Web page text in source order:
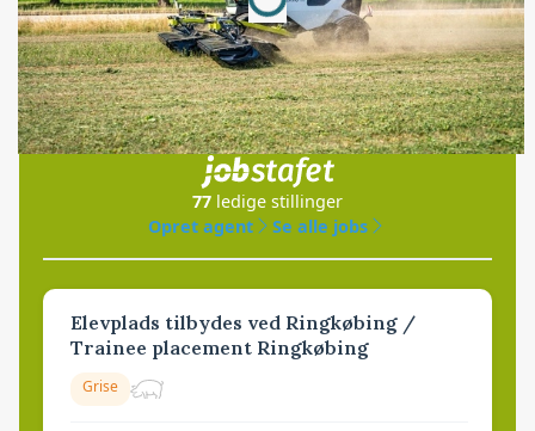
Jobs
i samarbejde med
77 ledige stillinger
Opret agent
Se alle jobs
Elevplads tilbydes ved Ringkøbing /
Trainee placement Ringkøbing
Grise